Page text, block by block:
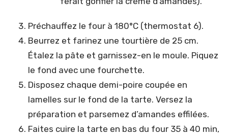
Préchauffez le four à 180°C (thermostat 6).
Beurrez et farinez une tourtière de 25 cm.
Étalez la pâte et garnissez-en le moule. Piquez
le fond avec une fourchette.
Disposez chaque demi-poire coupée en
lamelles sur le fond de la tarte. Versez la
préparation et parsemez d’amandes effilées.
Faites cuire la tarte en bas du four 35 à 40 min,